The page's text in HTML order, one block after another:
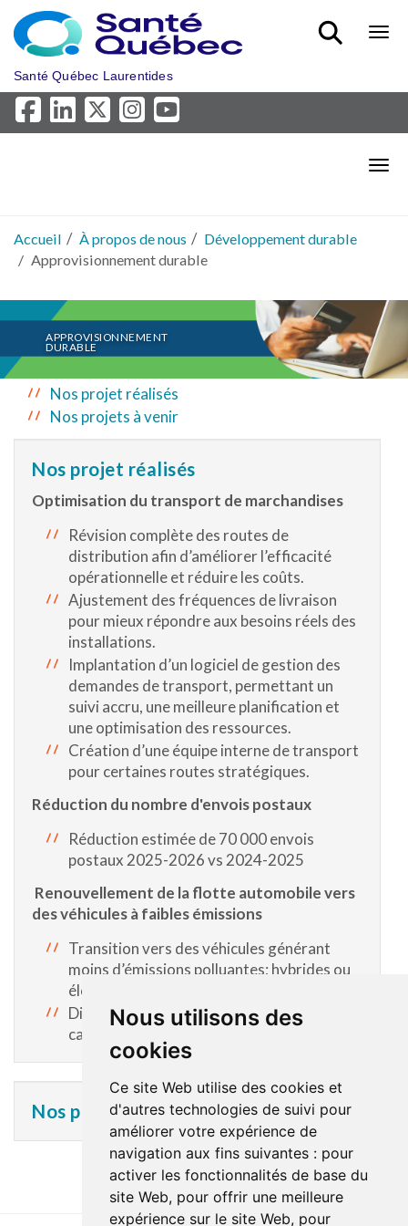
Nous utilisons des
cookies
Ce site Web utilise des cookies et
d'autres technologies de suivi pour
améliorer votre expérience de
navigation aux fins suivantes : pour
activer les fonctionnalités de base du
site Web, pour offrir une meilleure
expérience sur le site Web, pour
Aller au menu principal
Santé Québec Laurentides
Accueil À propos de nous
Développement durable
Approvisionnement durable
APPROVISIONNEMENT
DURABLE
Nos projet réalisés
Nos projets à venir
Nos projet réalisés
Optimisation du transport de marchandises
Révision complète des routes de
distribution afin d’améliorer l’efficacité
opérationnelle et réduire les coûts.
Ajustement des fréquences de livraison
pour mieux répondre aux besoins réels des
installations.
Implantation d’un logiciel de gestion des
demandes de transport, permettant un
suivi accru, une meilleure planification et
une optimisation des ressources.
Création d’une équipe interne de transport
pour certaines routes stratégiques.
Réduction du nombre d'envois postaux
Réduction estimée de 70 000 envois
postaux 2025-2026 vs 2024-2025
Renouvellement de la flotte automobile vers
des véhicules à faibles émissions
Transition vers des véhicules générant
moins d’émissions polluantes; hybrides ou
électriques.
Diminution graduelle de la dépendance aux
carburants fossiles.
Nos projets à venir